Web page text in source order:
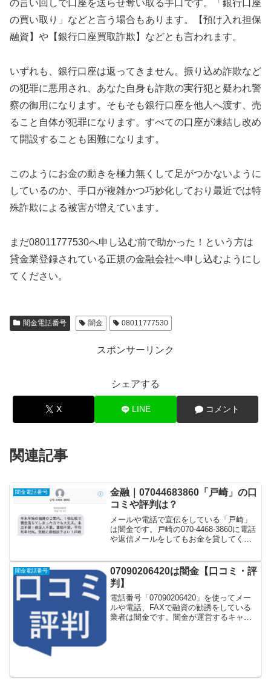
の言い回しで口座を送らせ奪い取る手口です。「銀行口座
の買い取り」などと言う場合もあります。【預け入れ担保
融資】や【銀行口座買取詐欺】などとも言われます。
いずれも、銀行口座は返ってきません。振り込め詐欺など
の犯罪に悪用され、あなた自身も詐欺の実行犯と疑われ警
察の御用になります。そもそも銀行口座を他人へ渡す、売
ること自体が犯罪になります。すべての口座が凍結し改め
て開設することも困難になります。
このようにお金の動きを極力無くして足がつかないように
しているのか、手口が複雑かつ巧妙化しており最近では特
殊詐欺による被害が増えています。
まだ08011777530へ申し込む前で助かった！という方は
貸金業登録されている正規の金融会社へ申し込むようにし
てください。
闇金電話番号 闇金 08011777530
スポンサーリンク
シェアする
X LINE コメント
関連記事
闇金電話番号
金融｜07044683860「戸崎」の口
コミや評判は？
メールや電話で宣伝をしている「戸崎」
は闇金です。戸崎の070-4468-3860に電話
や返信メールをしてもお金を貸してくれ
てしまった方でも大丈夫。来店不要！保
証人不要。...
闇金電話番号
07090206420は闇金【口コミ・評
判】
電話番号「07090206420」を使ってメー
ルや電話、FAXで融資の勧誘をしている
業者は闇金です。闇金が運営するキャッ